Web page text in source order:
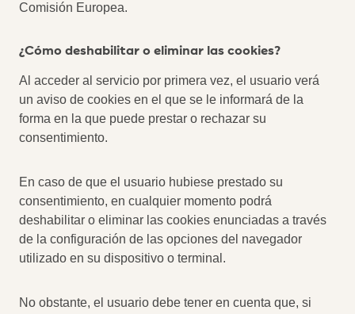
Comisión Europea.
¿Cómo deshabilitar o eliminar las cookies?
Al acceder al servicio por primera vez, el usuario verá
un aviso de cookies en el que se le informará de la
forma en la que puede prestar o rechazar su
consentimiento.
En caso de que el usuario hubiese prestado su
consentimiento, en cualquier momento podrá
deshabilitar o eliminar las cookies enunciadas a través
de la configuración de las opciones del navegador
utilizado en su dispositivo o terminal.
No obstante, el usuario debe tener en cuenta que, si